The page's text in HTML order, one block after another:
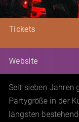
Tickets
Website
Seit sieben Jahren
Partygröße in der
längsten